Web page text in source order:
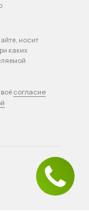
носит
каких
согласие